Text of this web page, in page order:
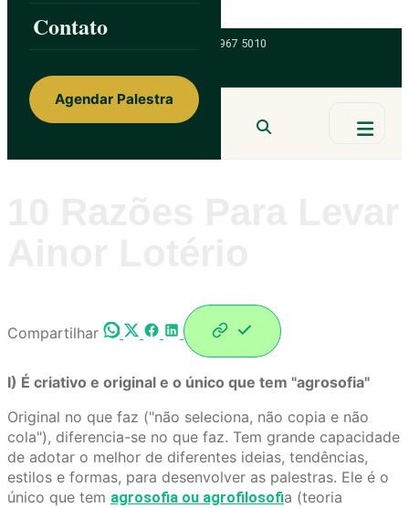
Skip to content
47 9 9967 5010
Ainor Lotério
Contato
Agendar Palestra
Compartilhar
I) É criativo e original e o único que tem "agrosofia"
Original no que faz ("não seleciona, não copia e não
cola"), diferencia-se no que faz. Tem grande capacidade
de adotar o melhor de diferentes ideias, tendências,
estilos e formas, para desenvolver as palestras. Ele é o
único que tem agrosofia ou agrofilosofia (teoria